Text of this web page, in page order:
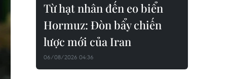
Từ hạt nhân đến eo biển
Hormuz: Đòn bẩy chiến
lược mới của Iran
06/08/2026 04:36